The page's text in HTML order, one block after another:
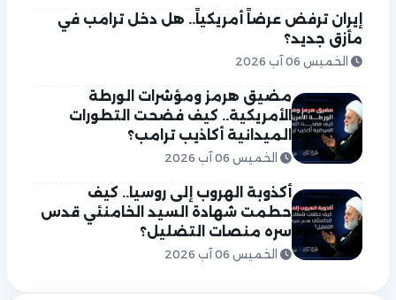
إيران ترفض عرضاً أمريكياً.. هل دخل ترامب في
مأزق جديد؟
الخميس 06 آب 2026
مضيق هرمز ومؤشرات الورطة
الأمريكية.. كيف فضحت التطورات
الميدانية أكاذيب ترامب؟
الخميس 06 آب 2026
أكذوبة الهروب إلى روسيا.. كيف
حطمت شهادة السيد الخامنئي قدس
سره منصات التضليل؟
الخميس 06 آب 2026